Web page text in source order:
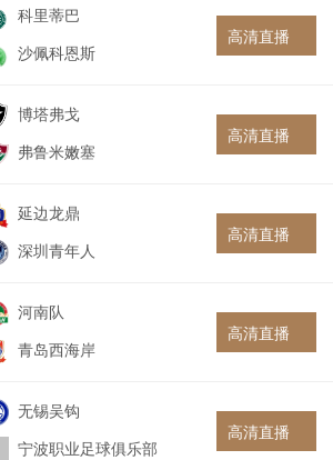
科里蒂巴
沙佩科恩斯
高清直播
博塔弗戈
弗鲁米嫩塞
高清直播
延边龙鼎
深圳青年人
高清直播
河南队
青岛西海岸
高清直播
无锡吴钩
宁波职业足球俱乐部
高清直播